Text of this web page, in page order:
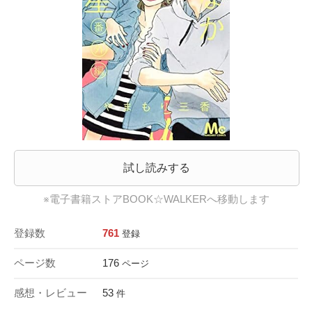
試し読みする
※電子書籍ストアBOOK☆WALKERへ移動します
登録数 761 登録
ページ数 176 ページ
感想・レビュー 53 件